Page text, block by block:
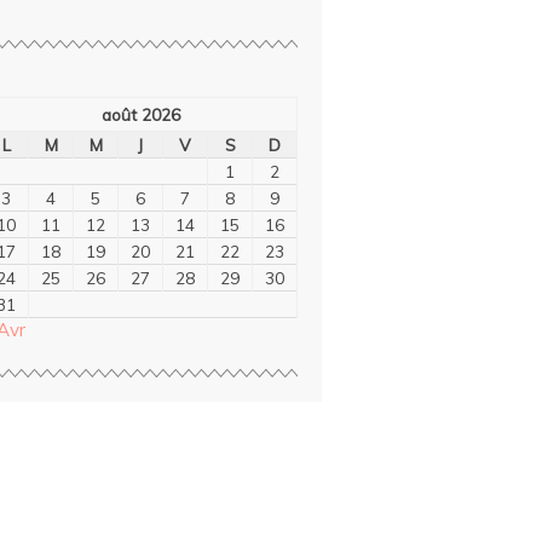
août 2026
L
M M J V S
D
1
2
3
4 5 6 7 8
9
11 12 13 14 15
16
18 19 20 21 22
23
25 26 27 28 29
30